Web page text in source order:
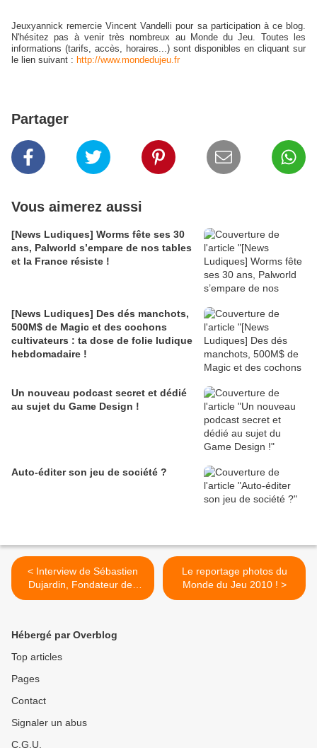
Jeuxyannick remercie Vincent Vandelli pour sa participation à ce blog.
N'hésitez pas à venir très nombreux au Monde du Jeu. Toutes les
informations (tarifs, accès, horaires...) sont disponibles en cliquant sur
le lien suivant : http://www.mondedujeu.fr
Partager
Vous aimerez aussi
[News Ludiques] Worms fête ses 30
ans, Palworld s’empare de nos tables
et la France résiste !
[News Ludiques] Des dés manchots,
500M$ de Magic et des cochons
cultivateurs : ta dose de folie ludique
hebdomadaire !
Un nouveau podcast secret et dédié
au sujet du Game Design !
Auto-éditer son jeu de société ?
< Interview de Sébastien
Dujardin, Fondateur des
éditions Pearl Games !
Le reportage photos du
Monde du Jeu 2010 ! >
Hébergé par Overblog
Top articles
Pages
Contact
Signaler un abus
C.G.U.